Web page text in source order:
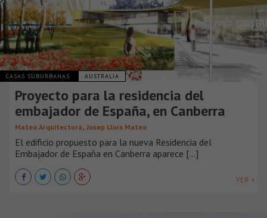
CASAS SUBURBANAS AUSTRALIA
Proyecto para la residencia del
embajador de España, en Canberra
Mateo Arquitectura, Josep Lluís Mateo
El edificio propuesto para la nueva Residencia del
Embajador de España en Canberra aparece [...]
VER +